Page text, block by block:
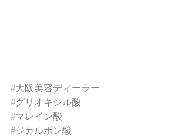
#大阪美容ディーラー
#グリオキシル酸
#マレイン酸
#ジカルボン酸